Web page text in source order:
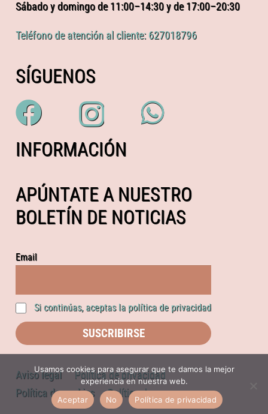
Sábado y domingo de 11:00–14:30 y de 17:00–20:30
Teléfono de atención al cliente: 627018796
SÍGUENOS
INFORMACIÓN
APÚNTATE A NUESTRO
BOLETÍN DE NOTICIAS
Email
Si continúas, aceptas la política de privacidad
Aviso legal
Política de privacidad
Política de cookies
Política de compras
Usamos cookies para asegurar que te damos la mejor
experiencia en nuestra web.
Aceptar
No Política de privacidad